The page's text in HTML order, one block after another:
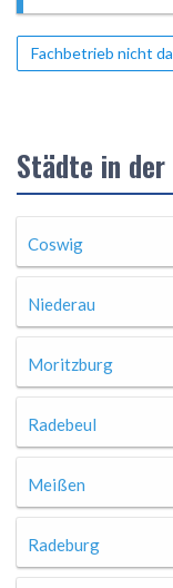
Fachbetrieb nicht
Städte in der
Coswig
Niederau
Moritzburg
Radebeul
Meißen
Radeburg